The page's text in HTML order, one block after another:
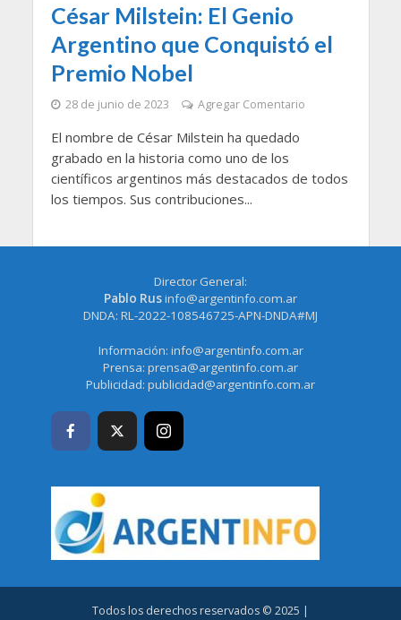
César Milstein: El Genio
Argentino que Conquistó el
Premio Nobel
28 de junio de 2023 Agregar Comentario
El nombre de César Milstein ha quedado
grabado en la historia como uno de los
científicos argentinos más destacados de todos
los tiempos. Sus contribuciones...
Director General:
Pablo Rusinfo@argentinfo.com.ar
DNDA: RL-2022-108546725-APN-DNDA#MJ
Información: info@argentinfo.com.ar
Prensa: prensa@argentinfo.com.ar
Publicidad: publicidad@argentinfo.com.ar
Todos los derechos reservados © 2025 |